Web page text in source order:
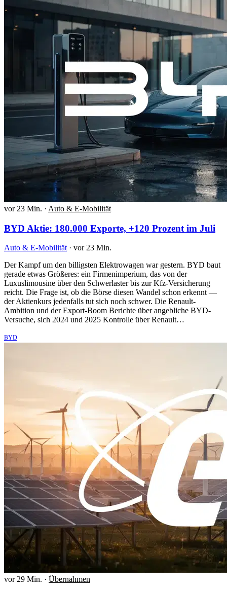
vor 23 Min. · Auto & E-Mobilität
BYD Aktie: 180.000 Exporte, +120 Prozent im Juli
Auto & E-Mobilität · vor 23 Min.
Der Kampf um den billigsten Elektrowagen war gestern. BYD baut
gerade etwas Größeres: ein Firmenimperium, das von der
Luxuslimousine über den Schwerlaster bis zur Kfz-Versicherung
reicht. Die Frage ist, ob die Börse diesen Wandel schon erkennt —
der Aktienkurs jedenfalls tut sich noch schwer. Die Renault-
Ambition und der Export-Boom Berichte über angebliche BYD-
Versuche, sich 2024 und 2025 Kontrolle über Renault…
BYD
vor 29 Min. · Übernahmen